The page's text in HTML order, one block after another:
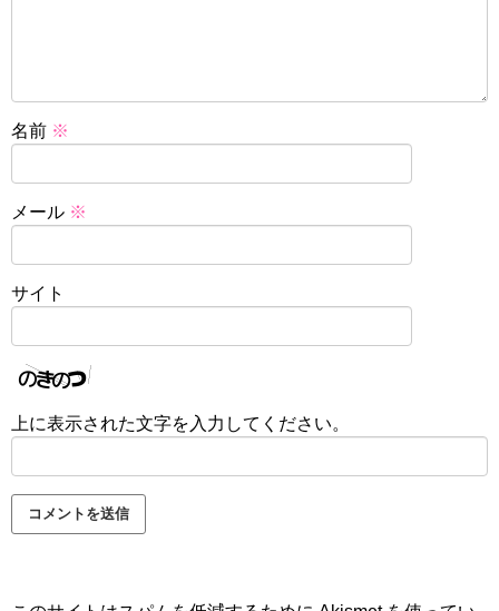
名前 ※
メール ※
サイト
上に表示された文字を入力してください。